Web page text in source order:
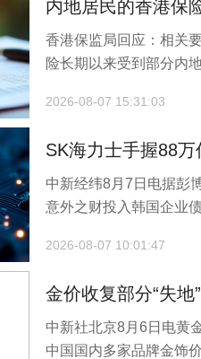
内地居民的香港保
香港保监局回应：相关
险长期以来受到部分内
2026-08-07 15:31:03
SK海力士手握88
中新经纬8月7日电据彭
意外之财投入韩国企业
2026-08-07 10:01:47
金价收复部分“失地
中新社北京8月6日电黄
中国国内多家品牌金饰